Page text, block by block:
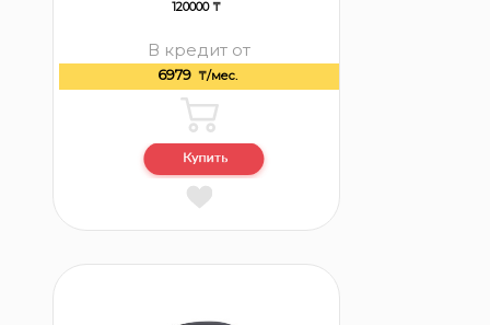
120000 ₸
В кредит от
6979 ₸/мес.